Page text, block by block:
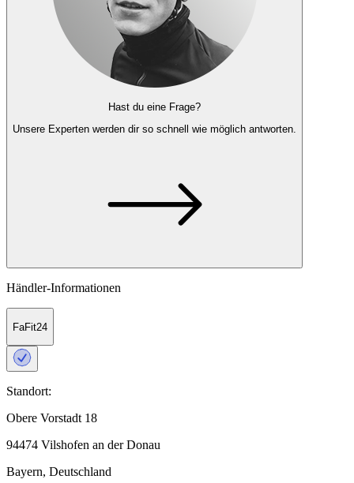
Hast du eine Frage?
Unsere Experten werden dir so schnell wie möglich antworten.
Händler-Informationen
FaFit24
Standort:
Obere Vorstadt 18
94474 Vilshofen an der Donau
Bayern, Deutschland